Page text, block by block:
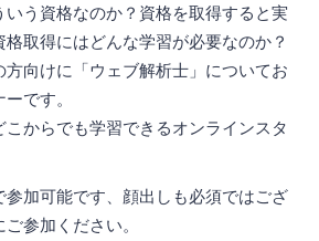
う資格なのか？資格を取得すると実
取得にはどんな学習が必要なのか？
向けに「ウェブ解析士」についてお
です。
からでも学習できるオンラインスタ
参加可能です、顔出しも必須ではござ
参加ください。